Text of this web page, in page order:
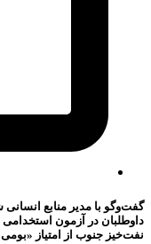
گفت‌وگو با مدیر منابع
داوطلبان در آزمون
نفت‌خیز جنوب از امتیاز